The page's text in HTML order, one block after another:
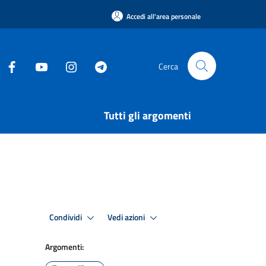
Accedi all'area personale
Cerca
Tutti gli argomenti
Condividi Vedi azioni
Argomenti: